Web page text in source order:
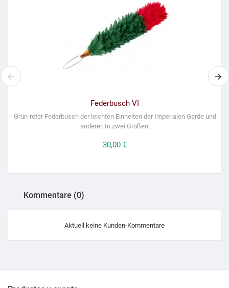
Federbusch VI
Grün-roter Federbusch der leichten Einheiten der Imperialen Garde und
anderer. In zwei Größen.
Preis
30,00 €
Kommentare (0)
Aktuell keine Kunden-Kommentare